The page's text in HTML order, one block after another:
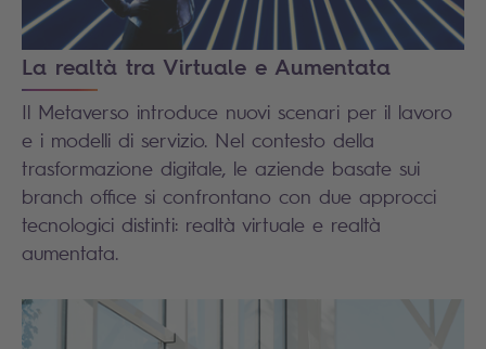
La realtà tra Virtuale e Aumentata
Il Metaverso introduce nuovi scenari per il lavoro
e i modelli di servizio. Nel contesto della
trasformazione digitale, le aziende basate sui
branch office si confrontano con due approcci
tecnologici distinti: realtà virtuale e realtà
aumentata.